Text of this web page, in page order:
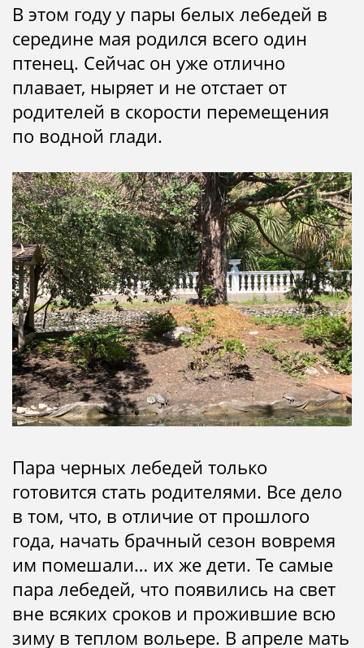
В этом году у пары белых лебедей в
середине мая родился всего один
птенец. Сейчас он уже отлично
плавает, ныряет и не отстает от
родителей в скорости перемещения
по водной глади.
Пара черных лебедей только
готовится стать родителями. Все дело
в том, что, в отличие от прошлого
года, начать брачный сезон вовремя
им помешали… их же дети. Те самые
пара лебедей, что появились на свет
вне всяких сроков и прожившие всю
зиму в теплом вольере. В апреле мать